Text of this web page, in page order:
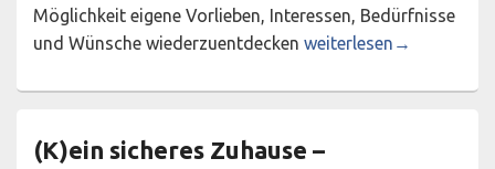
Möglichkeit eigene Vorlieben, Interessen, Bedürfnisse
und Wünsche wiederzuentdecken Jetzt bin ich mal dran!
weiterlesen →
(K)ein sicheres Zuhause –